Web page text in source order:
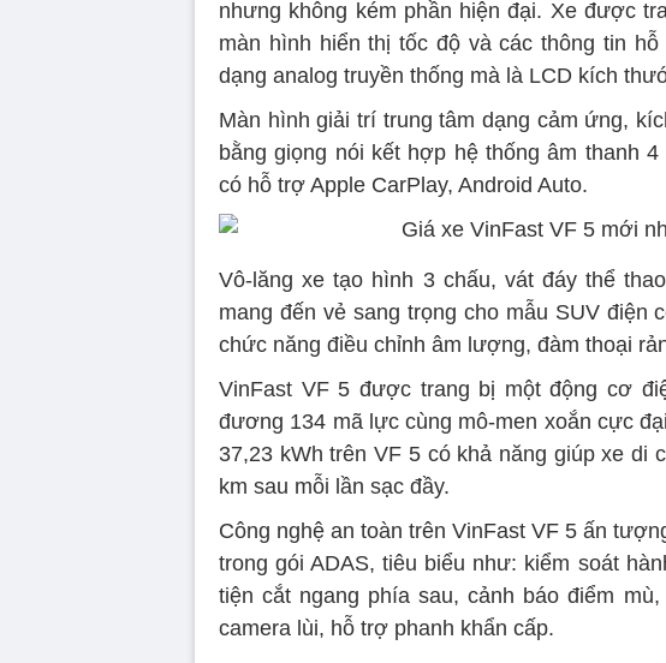
nhưng không kém phần hiện đại. Xe được
màn hình hiển thị tốc độ và các thông tin
dạng analog truyền thống mà là LCD kích
Màn hình giải trí trung tâm dạng cảm ứng,
bằng giọng nói kết hợp hệ thống âm thanh
có hỗ trợ Apple CarPlay, Android Auto.
Vô-lăng xe tạo hình 3 chấu, vát đáy thể
mang đến vẻ sang trọng cho mẫu SUV
chức năng điều chỉnh âm lượng, đàm thoại
VinFast VF 5 được trang bị một động cơ
đương 134 mã lực cùng mô-men xoắn cực
37,23 kWh trên VF 5 có khả năng giúp xe di
km sau mỗi lần sạc đầy.
Công nghệ an toàn trên VinFast VF 5 ấn
trong gói ADAS, tiêu biểu như: kiểm soát
tiện cắt ngang phía sau, cảnh báo điểm
camera lùi, hỗ trợ phanh khẩn cấp.